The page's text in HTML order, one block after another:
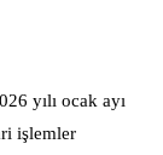
yılı ocak ayı
işlemler